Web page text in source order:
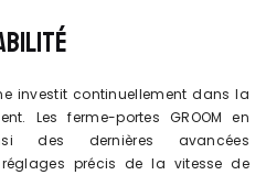
investit continuellement dans la
Les ferme-portes GROOM en
des dernières avancées
précis de la vitesse de